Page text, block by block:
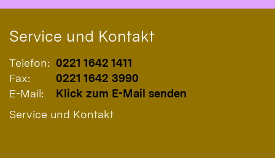
Service und Kontakt
Telefon: 0221 1642 1411
Fax:
0221 1642 3990
E-Mail:
Klick zum E-Mail senden
Service und Kontakt